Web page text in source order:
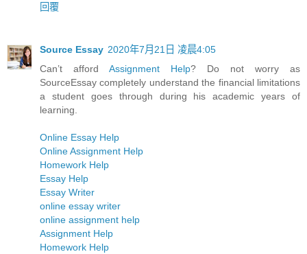
回覆
Source Essay 2020年7月21日 凌晨4:05
Can’t afford Assignment Help? Do not worry as
SourceEssay completely understand the financial limitations
a student goes through during his academic years of
learning.
Online Essay Help
Online Assignment Help
Homework Help
Essay Help
Essay Writer
online essay writer
online assignment help
Assignment Help
Homework Help